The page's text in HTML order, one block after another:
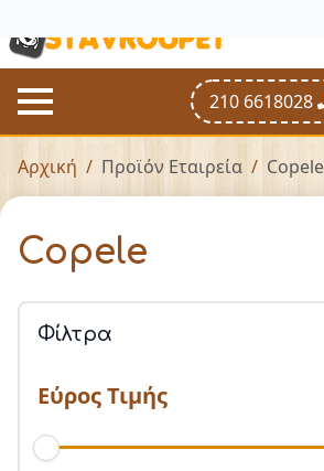
210 6618028
Αρχική Προϊόν Εταιρεία Copele
Copele
Φίλτρα
Εύρος Τιμής